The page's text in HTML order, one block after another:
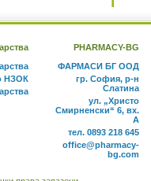
НЗОК
PHARMACY-BG
ФАРМАСИ БГ ООД
гр. София, р-н
Слатина
ул. „Христо
Смирненски“ 6, вх.
А
тел. 0893 218 645
office@pharmacy-
bg.com